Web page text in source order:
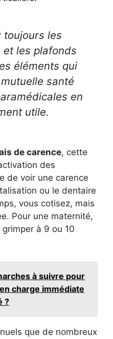
toujours les
les plafonds
éléments qui
santé
en
utile.
de carence, cette
des
de voir une carence
ou le dentaire
vous cotisez, mais
Pour une maternité,
à 9 ou 10
à suivre pour
charge immédiate
?
que de nombreux